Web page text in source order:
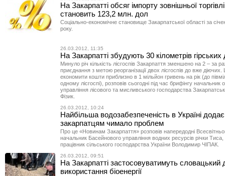
На Закарпатті обсяг імпорту зовнішньої
становить 123,2 млн. дол
Соціально-економічне становище Закарпатської області за
року.
26.03.2012, 11:35
На Закарпатті збудують 30 кілометрів гірських
Минуло річ кількість лісгоспів Закарпаття зменшено на 2 – за
приєднання з метою реорганізації двох лісгоспів до вже
економити кошти приблизно в 1 мільйон гривень на рік (до
одному лісгоспі), розповів сьогодні під час брифінгу начальник
управління лісового та мисливського господарства
Фізик.
26.03.2012, 10:24
Найбільша водозабезпеченість в Україні додає
закарпатцям чимало проблем
Про це «Новинам Закарпаття» розповів напередодні
начальник Басейнового управління водних ресурсів річки
працівник сільського господарства України Володимир ЧІПАК.
26.03.2012, 09:51
На Закарпатті застосовуватимуть словацький
використання біоенергії